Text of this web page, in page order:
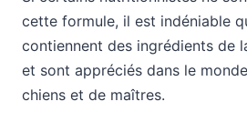
cette formule, il est indéniable
contiennent des ingrédients de
et sont appréciés dans le
chiens et de maîtres.